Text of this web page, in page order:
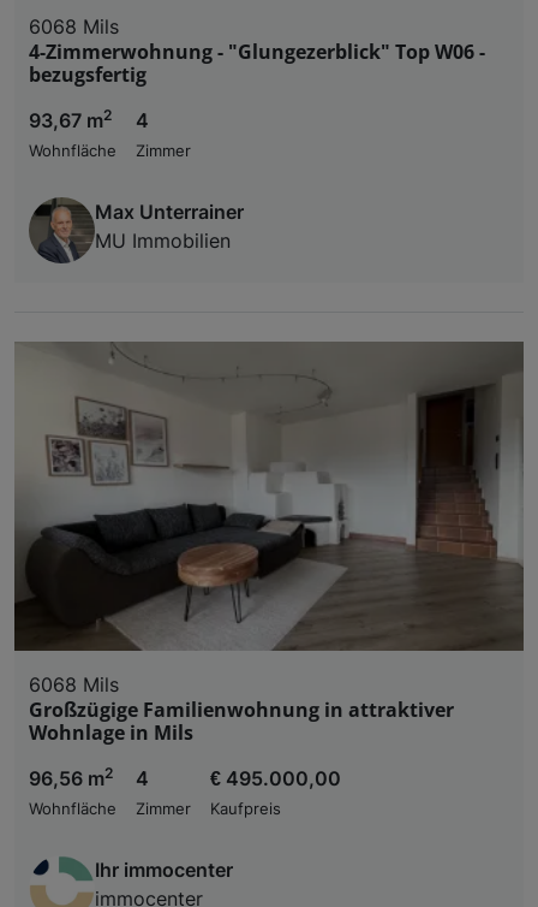
6068 Mils
4-Zimmerwohnung - "Glungezerblick" Top W06 -
bezugsfertig
93,67 m2
Wohnfläche
4
Zimmer
Max Unterrainer
MU Immobilien
6068 Mils
Großzügige Familienwohnung in attraktiver
Wohnlage in Mils
96,56 m2
Wohnfläche
4
Zimmer
€ 495.000,00
Kaufpreis
Ihr immocenter
immocenter